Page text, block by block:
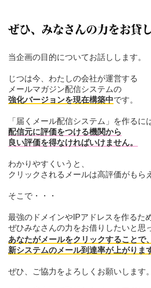
ぜひ、みなさんの力をお貸
当企画の目的についてお話しします。
じつは今、わたしの会社が運営する
メールマガジン配信システムの
強化バージョンを現在構築中です。
「届くメール配信システム」を作るに
配信元に評価をつける機関から
良い評価を得なければいけません。
わかりやすくいうと、
クリックされるメールは高評価がもら
そこで・・・
最強のドメインやIPアドレスを作るた
ぜひみなさんの力をお借りしたいと思
あなたがメールをクリックすることで、
新システムのメール到達率が上がりま
ぜひ、ご協力をよろしくお願いします。